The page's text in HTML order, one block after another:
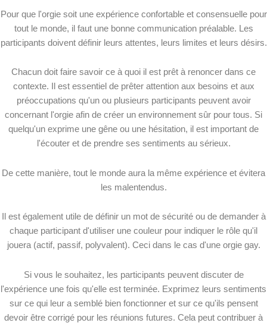
Pour que l'orgie soit une expérience confortable et consensuelle pour
tout le monde, il faut une bonne communication préalable. Les
participants doivent définir leurs attentes, leurs limites et leurs désirs.
Chacun doit faire savoir ce à quoi il est prêt à renoncer dans ce
contexte. Il est essentiel de prêter attention aux besoins et aux
préoccupations qu'un ou plusieurs participants peuvent avoir
concernant l'orgie afin de créer un environnement sûr pour tous. Si
quelqu'un exprime une gêne ou une hésitation, il est important de
l'écouter et de prendre ses sentiments au sérieux.
De cette manière, tout le monde aura la même expérience et évitera
les malentendus.
Il est également utile de définir un mot de sécurité ou de demander à
chaque participant d'utiliser une couleur pour indiquer le rôle qu'il
jouera (actif, passif, polyvalent). Ceci dans le cas d'une orgie gay.
Si vous le souhaitez, les participants peuvent discuter de
l'expérience une fois qu'elle est terminée. Exprimez leurs sentiments
sur ce qui leur a semblé bien fonctionner et sur ce qu'ils pensent
devoir être corrigé pour les réunions futures. Cela peut contribuer à